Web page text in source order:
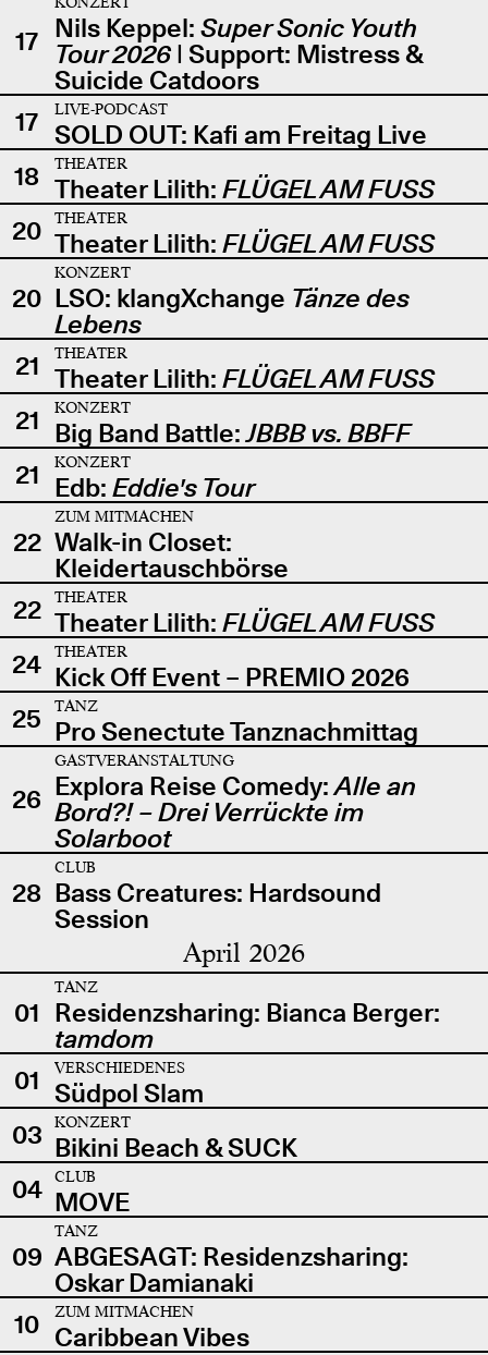
17 Nils Keppel: Super Sonic Youth
Tour 2026| Support: Mistress &
Suicide Catdoors
17
LIVE-PODCAST
SOLD OUT: Kafi am Freitag Live
18
THEATER
Theater Lilith: FLÜGEL AM FUSS
20
THEATER
Theater Lilith: FLÜGEL AM FUSS
20
KONZERT
LSO: klangXchange Tänze des
Lebens
21
THEATER
Theater Lilith: FLÜGEL AM FUSS
21
KONZERT
Big Band Battle:JBBB vs. BBFF
21
KONZERT
Edb: Eddie's Tour
22
ZUM MITMACHEN
Walk-in Closet:
Kleidertauschbörse
22
THEATER
Theater Lilith: FLÜGEL AM FUSS
24
THEATER
Kick Off Event – PREMIO 2026
25
TANZ
Pro Senectute Tanznachmittag
26
GASTVERANSTALTUNG
Explora Reise Comedy:Alle an
Bord?! – Drei Verrückte im
Solarboot
28
CLUB
Bass Creatures: Hardsound
Session
April 2026
01
TANZ
Residenzsharing: Bianca Berger:
tamdom
01
VERSCHIEDENES
Südpol Slam
03
KONZERT
Bikini Beach & SUCK
04
CLUB
MOVE
09
TANZ
ABGESAGT: Residenzsharing:
Oskar Damianaki
10
ZUM MITMACHEN
Caribbean Vibes